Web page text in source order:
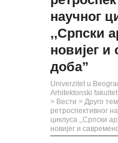
научног
,,Српски
новијег и
доба”
Univerzitet u
Arhitektonski fakultet
> Вести > Друго
ретроспективног
циклуса ,,Српски
новијег и